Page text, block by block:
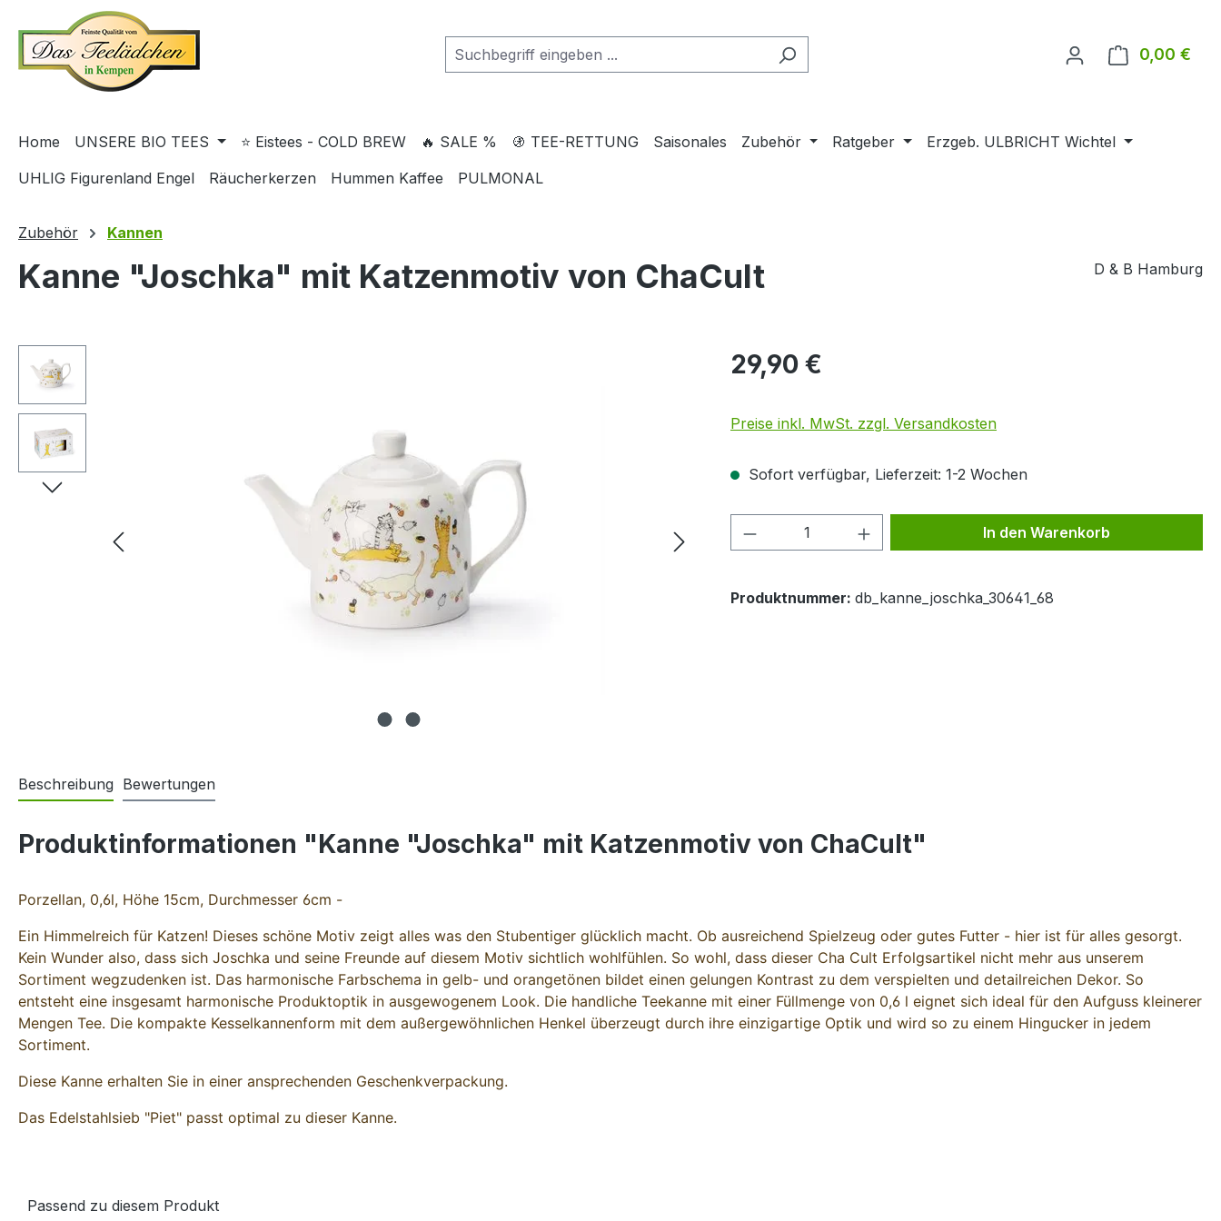
Zur Hauptnavigation springen
0,00 €
Home UNSERE BIO TEES ⭐ Eistees - COLD BREW 🔥 SALE % 🚯 TEE-RETTUNG Saisonales Zubehör Ratgeber
Erzgeb. ULBRICHT Wichtel
UHLIG Figurenland Engel
Räucherkerzen Hummen Kaffee PULMONAL
Zubehör Kannen
Kanne "Joschka" mit Katzenmotiv von ChaCult D & B Hamburg
Bildergalerie überspringen 29,90 €
Preise inkl. MwSt. zzgl. Versandkosten
Sofort verfügbar, Lieferzeit: 1-2 Wochen
Produkt Anzahl: Gib den gewünschten Wert
In den Warenkorb
Produktnummer: db_kanne_joschka_30641_68
Beschreibung Bewertungen
Produktinformationen "Kanne "Joschka" mit Katzenmotiv von ChaCult"
Porzellan, 0,6l, Höhe 15cm, Durchmesser 6cm -
Ein Himmelreich für Katzen! Dieses schöne Motiv zeigt alles was den Stubentiger glücklich macht. Ob ausreichend Spielzeug oder gutes Futter - hier ist für alles gesorgt.
Kein Wunder also, dass sich Joschka und seine Freunde auf diesem Motiv sichtlich wohlfühlen. So wohl, dass dieser Cha Cult Erfolgsartikel nicht mehr aus unserem
Sortiment wegzudenken ist. Das harmonische Farbschema in gelb- und orangetönen bildet einen gelungen Kontrast zu dem verspielten und detailreichen Dekor. So
entsteht eine insgesamt harmonische Produktoptik in ausgewogenem Look. Die handliche Teekanne mit einer Füllmenge von 0,6 l eignet sich ideal für den Aufguss kleinerer
Mengen Tee. Die kompakte Kesselkannenform mit dem außergewöhnlichen Henkel überzeugt durch ihre einzigartige Optik und wird so zu einem Hingucker in jedem
Sortiment.
Diese Kanne erhalten Sie in einer ansprechenden Geschenkverpackung.
Das Edelstahlsieb "Piet" passt optimal zu dieser Kanne.
Passend zu diesem Produkt